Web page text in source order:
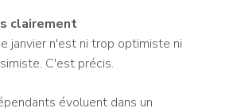
clairement
janvier n'est ni trop optimiste ni
C'est précis.
évoluent dans un